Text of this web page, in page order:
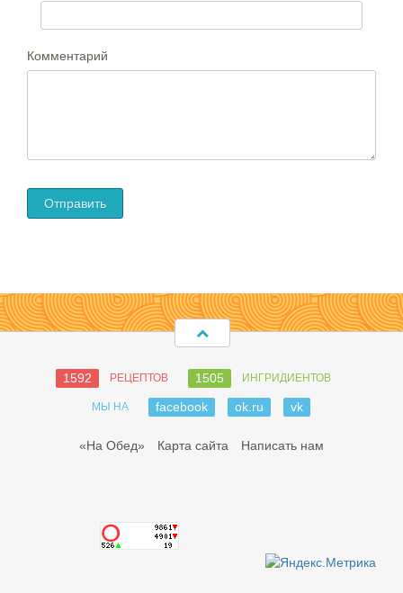
Комментарий
1592 РЕЦЕПТОВ 1505 ИНГРИДИЕНТОВ
МЫ НА facebook ok.ru vk
«На Обед» Карта сайта Написать нам